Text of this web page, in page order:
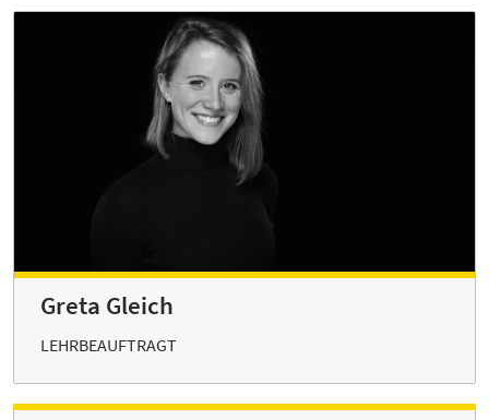
Greta Gleich
LEHRBEAUFTRAGT